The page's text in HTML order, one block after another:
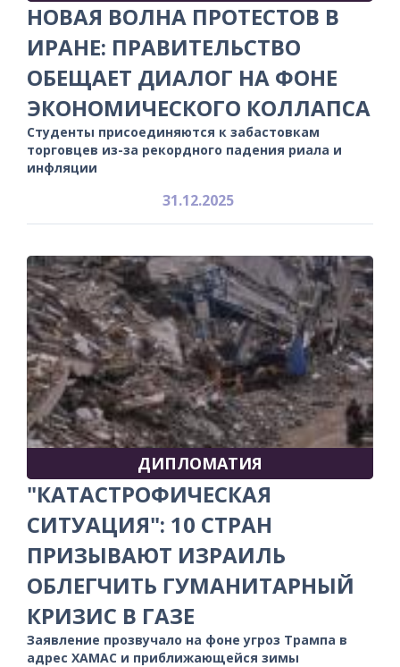
НОВАЯ ВОЛНА ПРОТЕСТОВ В
ИРАНЕ: ПРАВИТЕЛЬСТВО
ОБЕЩАЕТ ДИАЛОГ НА ФОНЕ
ЭКОНОМИЧЕСКОГО КОЛЛАПСА
Студенты присоединяются к забастовкам
торговцев из-за рекордного падения риала и
инфляции
31.12.2025
ДИПЛОМАТИЯ
"КАТАСТРОФИЧЕСКАЯ
СИТУАЦИЯ": 10 СТРАН
ПРИЗЫВАЮТ ИЗРАИЛЬ
ОБЛЕГЧИТЬ ГУМАНИТАРНЫЙ
КРИЗИС В ГАЗЕ
Заявление прозвучало на фоне угроз Трампа в
адрес ХАМАС и приближающейся зимы